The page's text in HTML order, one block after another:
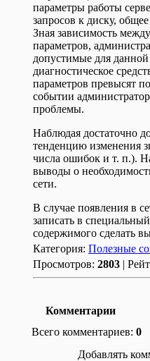
параметры работы
запросов к диску,
Зная зависимость
параметров,
допустимые для данной
диагностическое
параметров превысят
событии
проблемы.
Наблюдая достаточно
тенденцию изменения
числа ошибок и т. п.).
выводы о
сети.
В случае появления в
записать в
содержимого сделать
Категория: Полезные
Просмотров: 2803 |
Комментарии
Всего комментариев: 0
Добавлять